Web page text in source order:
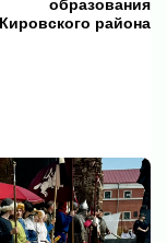
образования
района